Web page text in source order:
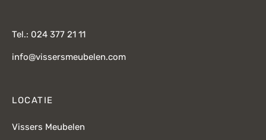
Tel.: 024 377 21 11
info@vissersmeubelen.com
LOCATIE
Vissers Meubelen